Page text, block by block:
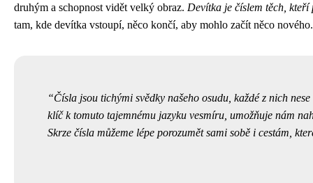
druhým a schopnost vidět velký obraz. Devítka je číslem těch,
tam, kde devítka vstoupí, něco končí, aby mohlo začít něco nového.
Čísla jsou tichými svědky našeho osudu, každé z nich
klíč k tomuto tajemnému jazyku vesmíru, umožňuje nám
Skrze čísla můžeme lépe porozumět sami sobě i cestám,